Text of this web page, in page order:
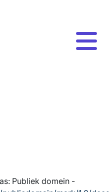
Publiek domein -